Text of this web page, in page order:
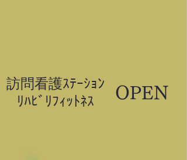
訪問看護ｽﾃｰｼｮﾝ
​ﾘﾊﾋﾞﾘﾌｨｯﾄﾈｽ
OPEN